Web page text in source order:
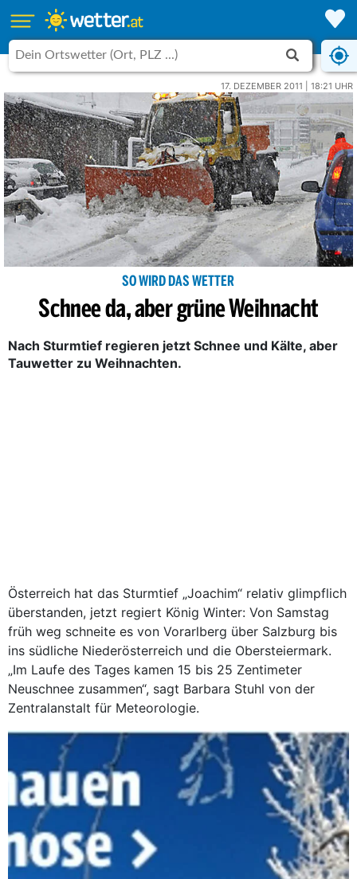
17. DEZEMBER 2011 | 18:21 UHR
SO WIRD DAS WETTER
Schnee da, aber grüne Weihnacht
Nach Sturmtief regieren jetzt Schnee und Kälte, aber
Tauwetter zu Weihnachten.
Österreich hat das Sturmtief „Joachim“ relativ glimpflich
überstanden, jetzt regiert König Winter: Von Samstag
früh weg schneite es von Vorarlberg über Salzburg bis
ins südliche Niederösterreich und die Obersteiermark.
„Im Laufe des Tages kamen 15 bis 25 Zentimeter
Neuschnee zusammen“, sagt Barbara Stuhl von der
Zentralanstalt für Meteorologie.